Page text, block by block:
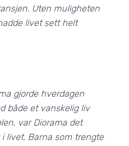
Uten muligheten
livet sett helt
gjorde hverdagen
både et vanskelig liv
var Diorama det
livet. Barna som trengte